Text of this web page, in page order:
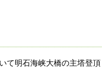
て明石海峡大橋の主塔登頂